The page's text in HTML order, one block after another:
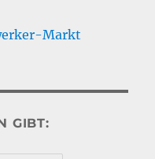
Markt
GIBT: